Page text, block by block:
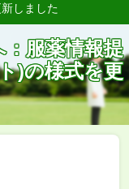
しました
：服薬情報提
)の様式を更